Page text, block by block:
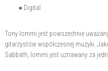
● Digital
Tony Iommi jest powszechnie
gitarzystów współczesnej muzyki.
Sabbath, Iommi jest uznawany za